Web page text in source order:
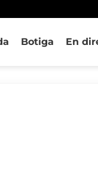
Botiga En